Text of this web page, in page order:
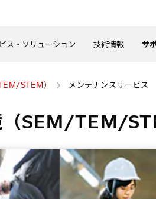
ス・ソリューション 技術情報 サ
STEM） メンテナンスサービス
SEM/TEM/